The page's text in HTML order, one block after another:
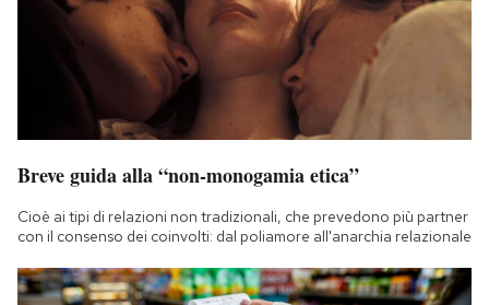
Breve guida alla “non-monogamia etica”
Cioè ai tipi di relazioni non tradizionali, che prevedono più partner
con il consenso dei coinvolti: dal poliamore all'anarchia relazionale